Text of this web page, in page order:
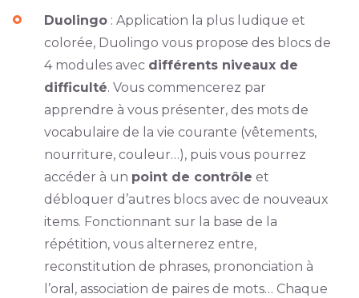
Duolingo: Application la plus ludique et
colorée, Duolingo vous propose des blocs de
4 modules avec différents niveaux de
difficulté. Vous commencerez par
apprendre à vous présenter, des mots de
vocabulaire de la vie courante (vêtements,
nourriture, couleur…), puis vous pourrez
accéder à un point de contrôle et
débloquer d’autres blocs avec de nouveaux
items. Fonctionnant sur la base de la
répétition, vous alternerez entre,
reconstitution de phrases, prononciation à
l’oral, association de paires de mots… Chaque